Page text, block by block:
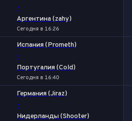
-
Аргентина (zahy)
Сегодня в 16:26
Испания (Prometh)
-
Португалия (Cold)
Сегодня в 16:40
Германия (Jiraz)
-
Нидерланды (Shooter)